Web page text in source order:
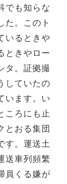
でも知らな
た。このト
いるときや
ときやロー
タ。証拠撮
していたの
います。い
ころにも止
とおる集団
す。運送土
送車列頻繁
員くる嫌が